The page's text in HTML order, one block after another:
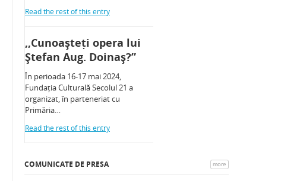
Read the rest of this entry
,,Cunoașteți opera lui
Ștefan Aug. Doinaș?”
În perioada 16-17 mai 2024,
Fundația Culturală Secolul 21 a
organizat, în parteneriat cu
Primăria…
Read the rest of this entry
COMUNICATE DE PRESA more